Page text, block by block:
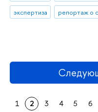
экспертиза
репортаж о
1 2 3 4 5 6